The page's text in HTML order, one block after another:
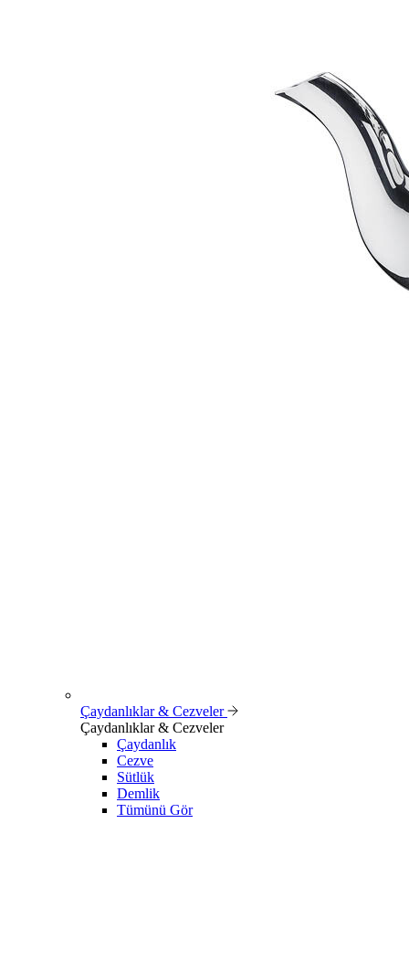
Çaydanlıklar & Cezveler
Çaydanlıklar & Cezveler
Çaydanlık
Cezve
Sütlük
Demlik
Tümünü Gör